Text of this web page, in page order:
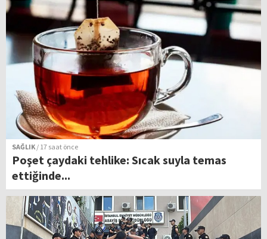
SAĞLIK / 17 saat önce
Poşet çaydaki tehlike: Sıcak suyla temas
ettiğinde...